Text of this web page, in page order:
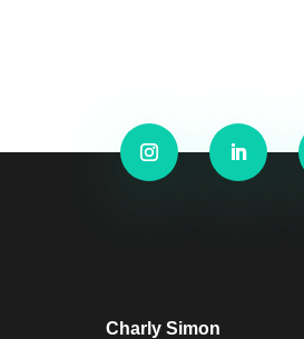
Charly Simon